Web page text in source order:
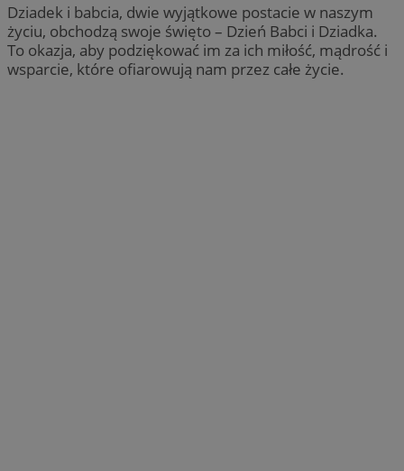
Dziadek i babcia, dwie wyjątkowe postacie w naszym
życiu, obchodzą swoje święto – Dzień Babci i Dziadka.
To okazja, aby podziękować im za ich miłość, mądrość i
wsparcie, które ofiarowują nam przez całe życie.